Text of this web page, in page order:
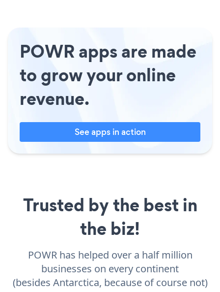
POWR apps are made
to grow your online
revenue.
See apps in action
Trusted by the best in
the biz!
POWR has helped over a half million
businesses on every continent
(besides Antarctica, because of course not)